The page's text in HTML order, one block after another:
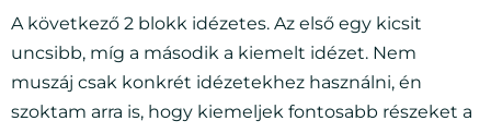
A következő 2 blokk idézetes. Az első egy kicsit
uncsibb, míg a második a kiemelt idézet. Nem
muszáj csak konkrét idézetekhez használni, én
szoktam arra is, hogy kiemeljek fontosabb részeket a